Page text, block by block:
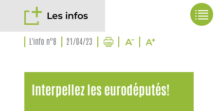
Les infos
L'info n°8 21/04/23
Interpellez les eurodéputés!